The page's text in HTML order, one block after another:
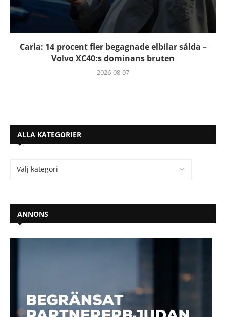
Carla: 14 procent fler begagnade elbilar sålda –
Volvo XC40:s dominans bruten
2026-08-07
ALLA KATEGORIER
ANNONS